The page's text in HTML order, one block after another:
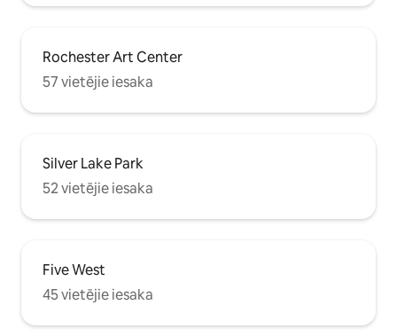
Rochester Art Center
57 vietējie iesaka
Silver Lake Park
52 vietējie iesaka
Five West
45 vietējie iesaka